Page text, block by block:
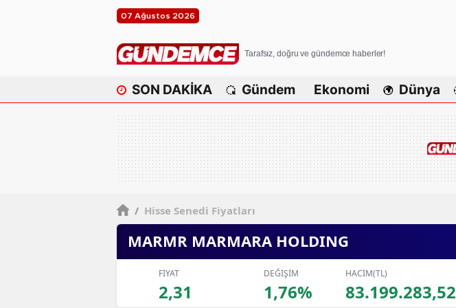
07 Ağustos 2026
Tarafsız, doğru ve gündemce haberler!
SON DAKİKA Gündem Ekonomi Dünya
/ Hisse Senedi Fiyatları
MARMR MARMARA HOLDING
FİYAT
2,31
DEĞİŞİM
1,76%
HACİM(TL)
83.199.283,52